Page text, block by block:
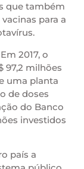
que também
para a
2017, o
97,2 milhões
uma planta
de doses
do Banco
investidos
país a